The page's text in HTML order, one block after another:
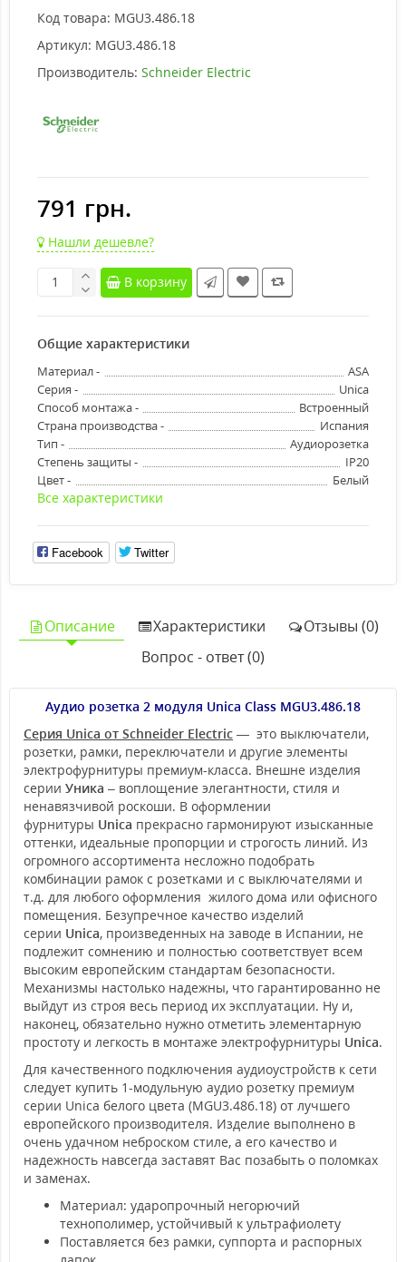
Код товара: MGU3.486.18
Артикул: MGU3.486.18
Производитель: Schneider Electric
791 грн.
Нашли дешевле?
В корзину
Общие характеристики
Материал -
ASA
Серия -
Unica
Способ монтажа -
Встроенный
Страна производства -
Испания
Тип -
Аудиорозетка
Степень защиты -
IP20
Цвет -
Белый
Все характеристики
Facebook Twitter
Описание Характеристики
Отзывы (0)
Вопрос - ответ (0)
Аудио розетка 2 модуля Unica Class MGU3.486.18
Серия Unica от Schneider Electric — это выключатели,
розетки, рамки, переключатели и другие элементы
электрофурнитуры премиум-класса. Внешне изделия
серии Уника – воплощение элегантности, стиля и
ненавязчивой роскоши. В оформлении
фурнитуры Unica прекрасно гармонируют изысканные
оттенки, идеальные пропорции и строгость линий. Из
огромного ассортимента несложно подобрать
комбинации рамок с розетками и с выключателями и
т.д. для любого оформления жилого дома или офисного
помещения. Безупречное качество изделий
серии Unica, произведенных на заводе в Испании, не
подлежит сомнению и полностью соответствует всем
высоким европейским стандартам безопасности.
Механизмы настолько надежны, что гарантированно не
выйдут из строя весь период их эксплуатации. Ну и,
наконец, обязательно нужно отметить элементарную
простоту и легкость в монтаже электрофурнитуры Unica.
Для качественного подключения аудиоустройств к сети
следует купить 1-модульную аудио розетку премиум
серии Unica белого цвета (MGU3.486.18) от лучшего
европейского производителя. Изделие выполнено в
очень удачном неброском стиле, а его качество и
надежность навсегда заставят Вас позабыть о поломках
и заменах.
Материал: ударопрочный негорючий
технополимер, устойчивый к ультрафиолету
Поставляется без рамки, суппорта и распорных